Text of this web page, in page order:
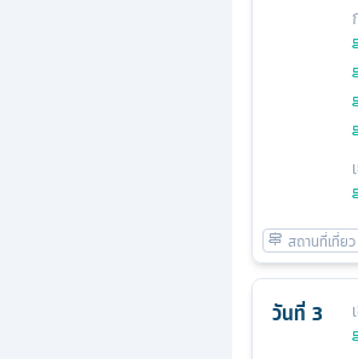
วันที่ 3